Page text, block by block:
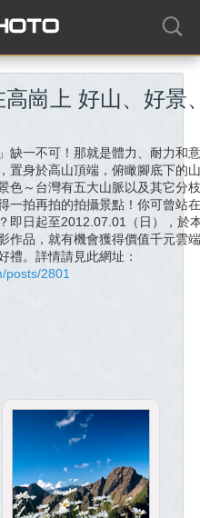
高崗上 好山、好景
缺一不可！那就是體力、耐力和
置身於高山頂端，俯瞰腳底下的
色～台灣有五大山脈以及其它分
一拍再拍的拍攝景點！你可曾站
即日起至2012.07.01（日），於
作品，就有機會獲得價值千元雲
禮。詳情請見此網址：
posts/2801